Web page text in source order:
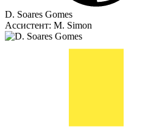
D. Soares Gomes
Ассистент: M. Simon